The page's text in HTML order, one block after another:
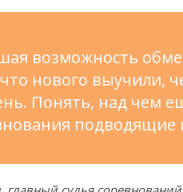
возможность
нового выучили,
Понять, над чем
подводящие